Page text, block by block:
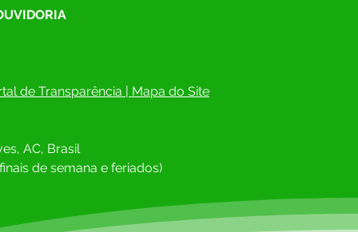
de Transparência | Mapa do Site
AC, Brasil
de semana e feriados)